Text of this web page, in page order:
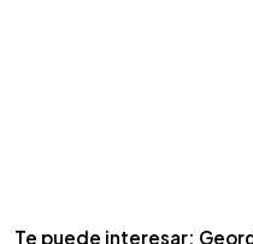
Te puede interesar: